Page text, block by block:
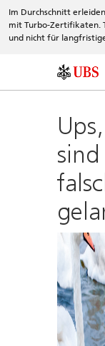
Im Durchschnitt
mit Turbo-Zertifikaten.
und nicht für
sind